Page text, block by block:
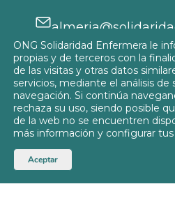
© 2026 Delegación de Almería
ONG Solidaridad Enfermera le
propias y de terceros con la
de las visitas y otras datos
servicios, mediante el análisis de
navegación. Si continúa
rechaza su uso, siendo posible
de la web no se encuentren
más información y configurar
Aceptar